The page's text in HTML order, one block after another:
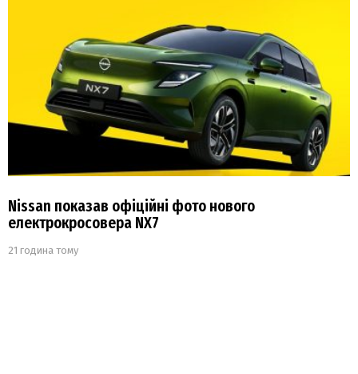
Nissan показав офіційні фото нового
електрокросовера NX7
21 година тому